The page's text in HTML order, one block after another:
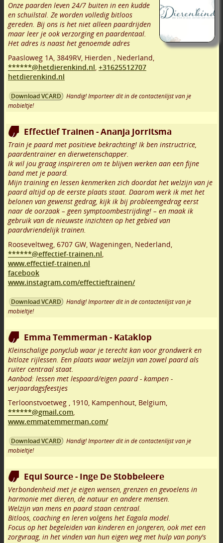
Onze paarden leven 24/7 buiten in een kudde
en schuilstal. Ze worden volledig bitloos
gereden. Bij ons is het niet alleen paardrijden
maar leer je ook verzorging en paardentaal.
Het adres is naast het genoemde adres
Paasloweg 1A, 3849RV, Hierden , Nederland,
******@hetdierenkind.nl, +31625512707
hetdierenkind.nl
Download VCARD
Handig! Importeer dit in de contactenlijst van je
mobieltje!
Effectief Trainen - Ananja Jorritsma
Train je paard met positieve bekrachting! Ik ben instructrice,
paardentrainer en dierwetenschapper.
Ik wil jou graag inspireren om te blijven werken aan een fijne
band met je paard.
Mijn training en lessen kenmerken zich doordat het welzijn van je
paard altijd op de eerste plaats staat. Daarom werk ik met het
belonen van gewenst gedrag, kijk ik bij probleemgedrag eerst
naar de oorzaak – geen symptoombestrijding! – en maak ik
gebruik van de nieuwste inzichten op het gebied van
paardvriendelijk trainen.
Rooseveltweg, 6707 GW, Wageningen, Nederland,
******@effectief-trainen.nl,
www.effectief-trainen.nl
facebook
www.instagram.com/effectieftrainen/
Download VCARD
Handig! Importeer dit in de contactenlijst van je
mobieltje!
Emma Temmerman - Kataklop
Kleinschalige ponyclub waar je terecht kan voor grondwerk en
bitloze rijlessen. Een plaats waar welzijn van zowel paard als
ruiter centraal staat.
Aanbod: lessen met lespaard/eigen paard - kampen -
verjaardagsfeestjes
Terloonstvoetweg , 1910, Kampenhout, Belgium,
******@gmail.com,
www.emmatemmerman.com/
Download VCARD
Handig! Importeer dit in de contactenlijst van je
mobieltje!
Equi Source - Inge De Stobbeleere
Verbondenheid met je eigen wensen, grenzen en gevoelens in
harmonie met dieren, de natuur en andere mensen.
Welzijn van mens en paard staan centraal.
Bitloos, coaching en leren volgens het Eagala model.
Focus op het begeleiden van kinderen en jongeren, ook met een
zorgvraag, in het vinden van hun eigen weg met hulp van pony's